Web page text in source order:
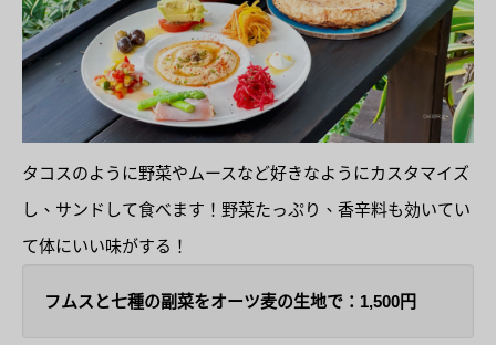
タコスのように野菜やムースなど好きなようにカスタマイズ
し、サンドして食べます！野菜たっぷり、香辛料も効いてい
て体にいい味がする！
フムスと七種の副菜をオーツ麦の生地で：1,500円